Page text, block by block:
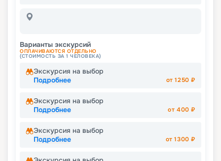
Варианты экскурсий
ОПЛАЧИВАЮТСЯ ОТДЕЛЬНО
(СТОИМОСТЬ ЗА 1 ЧЕЛОВЕКА)
Экскурсия на выбор
Подробнее
от1250 ₽
Экскурсия на выбор
Подробнее
от 400 ₽
Экскурсия на выбор
Подробнее
от1300 ₽